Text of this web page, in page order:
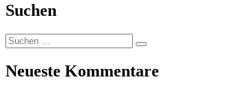
Suchen
Suchen
nach:
Suchen
Neueste Kommentare